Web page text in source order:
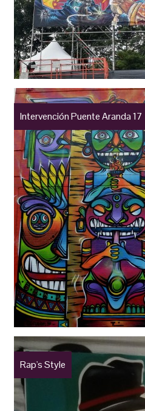
Intervención Puente Aranda 17
Rap's Style